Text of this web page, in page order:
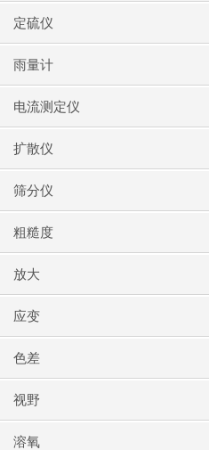
定硫仪
雨量计
电流测定仪
扩散仪
筛分仪
粗糙度
放大
应变
色差
视野
溶氧